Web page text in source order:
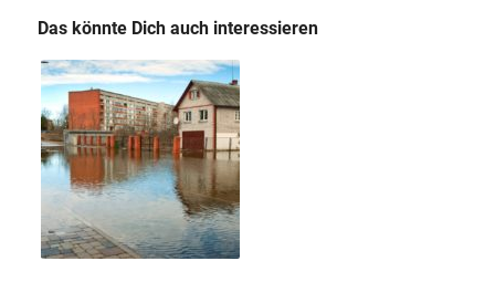
Das könnte Dich auch interessieren